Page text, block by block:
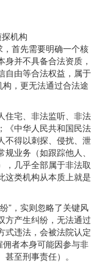
，首先需要明确一个核
并不具备合法资质，
自由等合法权益，属于
，更无法通过合法途
住宅、非法监听、非法
《中华人民共和国民法
不得以刺探、侵扰、泄
业务（如跟踪他人、
，几乎全部属于非法取
这类机构从本质上就是
”，实则忽略了关键风
方产生纠纷，无法通过
式违法，会被法院认定
佣者本身可能因参与非
至刑事责任）。